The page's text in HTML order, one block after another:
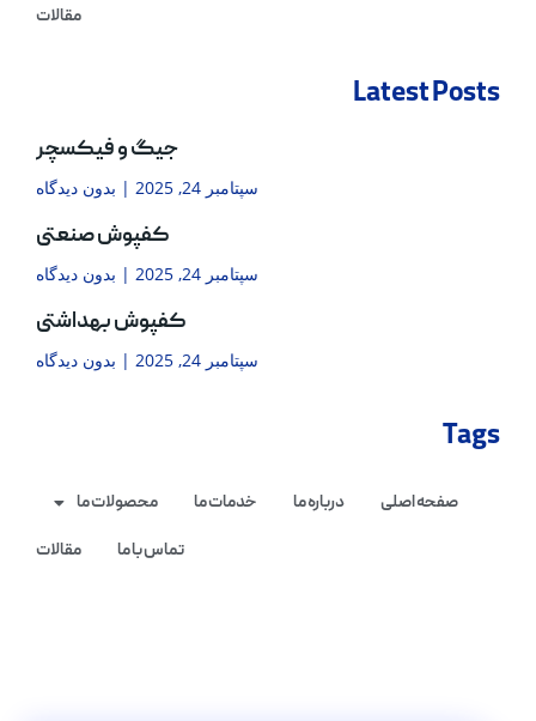
مقالات
Latest Posts
جیگ و فیکسچر
سپتامبر 24, 2025 بدون دیدگاه
کفپوش صنعتی
سپتامبر 24, 2025 بدون دیدگاه
کفپوش بهداشتی
سپتامبر 24, 2025 بدون دیدگاه
Tags
صفحه اصلی درباره ما خدمات ما
محصولات ما
تماس با ما
مقالات